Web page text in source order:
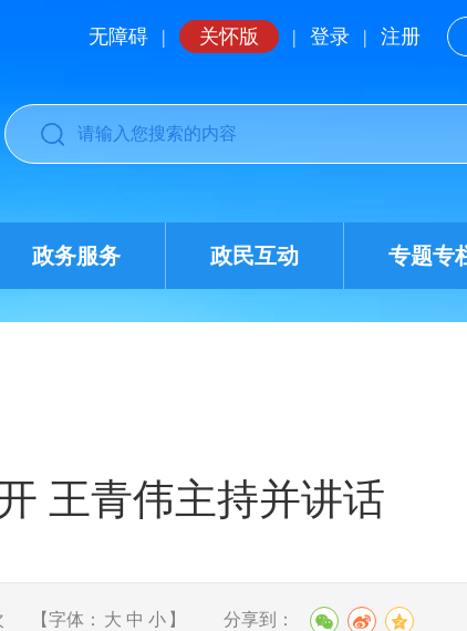
无障碍 | 关怀版 | 登录 | 注册
政务服务 政民互动 专题专
王青伟主持并讲话
【字体： 大 中 小 】 分享到：